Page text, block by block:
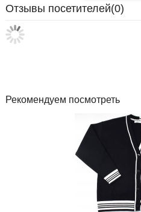
Отзывы посетителей(0)
Рекомендуем посмотреть